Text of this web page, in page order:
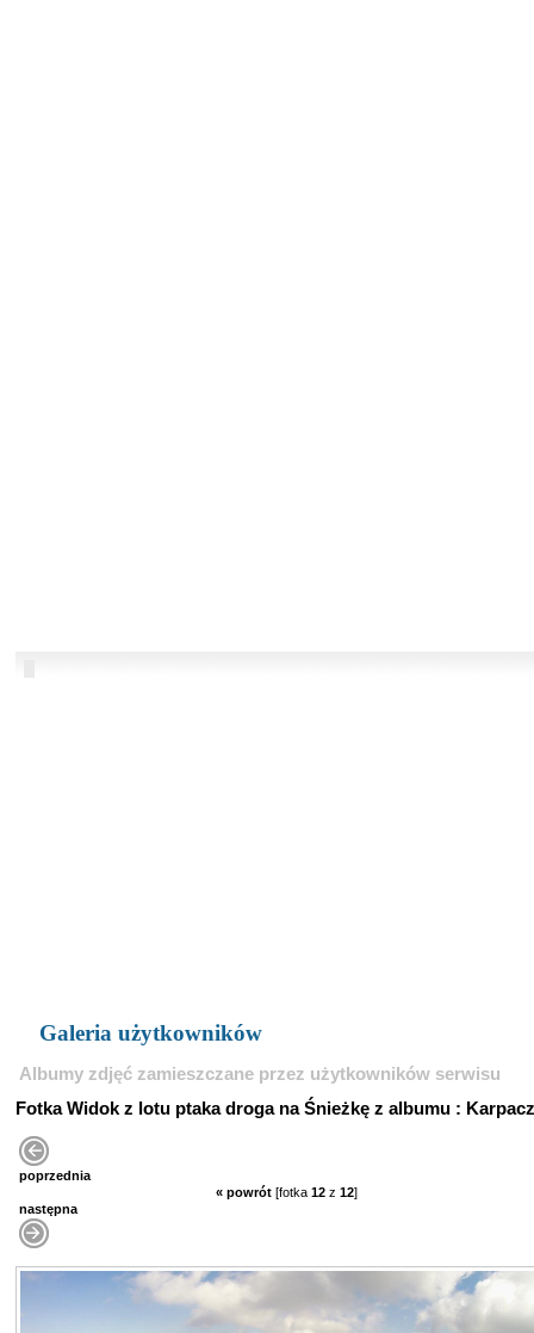
Galeria użytkowników
Albumy zdjęć zamieszczane przez użytkowników serwisu
Fotka Widok z lotu ptaka droga na Śnieżkę z albumu : Karpacz
poprzednia
« powrót [fotka 12 z 12]
następna